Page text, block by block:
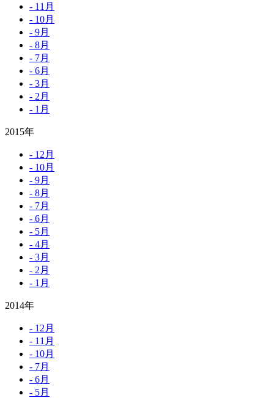
- 11月
- 10月
- 9月
- 8月
- 7月
- 6月
- 3月
- 2月
- 1月
2015年
- 12月
- 10月
- 9月
- 8月
- 7月
- 6月
- 5月
- 4月
- 3月
- 2月
- 1月
2014年
- 12月
- 11月
- 10月
- 7月
- 6月
- 5月